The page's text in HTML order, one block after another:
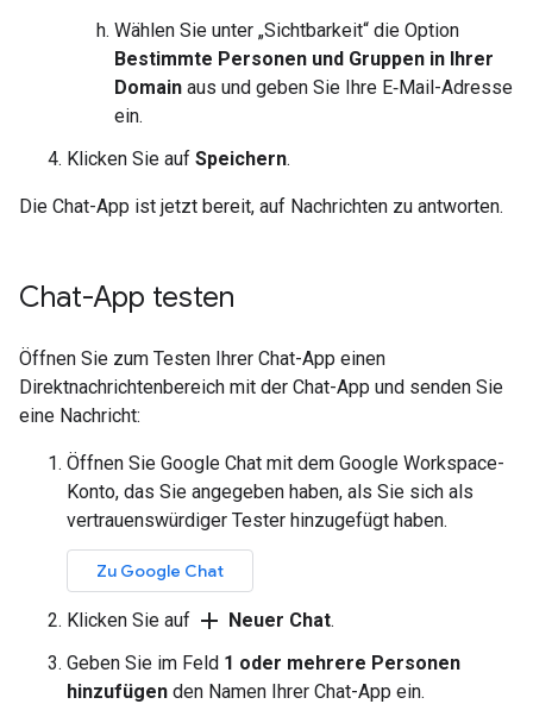
Wählen Sie unter „Sichtbarkeit“ die Option
Bestimmte Personen und Gruppen in Ihrer
Domain aus und geben Sie Ihre E‑Mail-Adresse
ein.
Klicken Sie auf Speichern.
Die Chat-App ist jetzt bereit, auf Nachrichten zu antworten.
Chat-App testen
Öffnen Sie zum Testen Ihrer Chat-App einen
Direktnachrichtenbereich mit der Chat-App und senden Sie
eine Nachricht:
Öffnen Sie Google Chat mit dem Google Workspace-
Konto, das Sie angegeben haben, als Sie sich als
vertrauenswürdiger Tester hinzugefügt haben.
Zu Google Chat
Klicken Sie auf add Neuer Chat.
Geben Sie im Feld 1 oder mehrere Personen
hinzufügen den Namen Ihrer Chat-App ein.